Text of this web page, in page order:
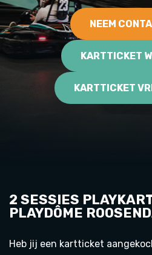
NEEM
KARTTICKET
KARTTICKET
2 SESSIES
PLAYDÔME
Heb jij een kartticket